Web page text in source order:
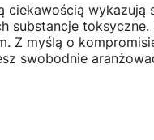
substancje
Z myślą o
swobodnie